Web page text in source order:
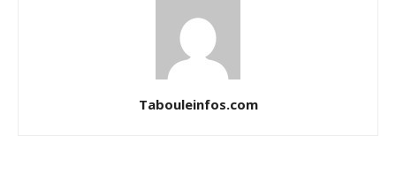
Tabouleinfos.com